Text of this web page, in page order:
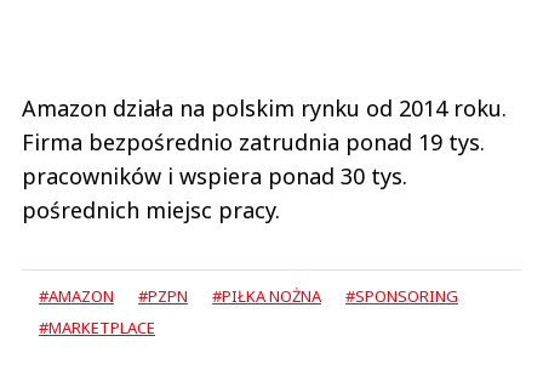
Amazon działa na polskim rynku od 2014 roku.
Firma bezpośrednio zatrudnia ponad 19 tys.
pracowników i wspiera ponad 30 tys.
pośrednich miejsc pracy.
#AMAZON #PZPN #PIŁKA NOŻNA
#SPONSORING
#MARKETPLACE